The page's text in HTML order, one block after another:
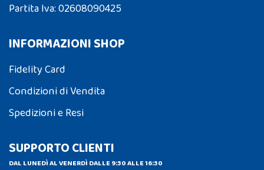
Partita Iva: 02608090425
INFORMAZIONI SHOP
Fidelity Card
Condizioni di Vendita
Spedizioni e Resi
SUPPORTO CLIENTI
DAL LUNEDÌ AL VENERDÌ DALLE 9:30 ALLE 16:30